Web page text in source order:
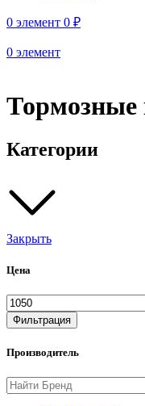
0 элемент 0 ₽
0 элемент
Тормозные
Категории
Закрыть
Цена
Минимальная
цена
Фильтрация
Производитель